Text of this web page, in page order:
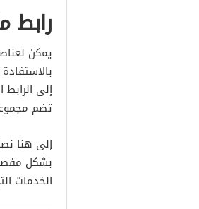
رابط
يمكن
إلى الرابط
تضم
إلى هنا
بشكل مفصل
الخدمات